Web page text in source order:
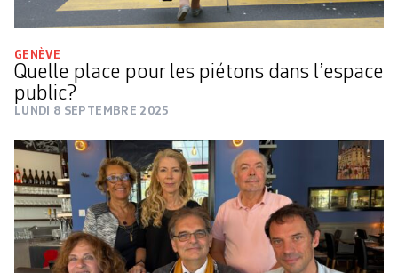
GENÈVE
Quelle place pour les piétons dans l’espace
public?
LUNDI 8 SEPTEMBRE 2025